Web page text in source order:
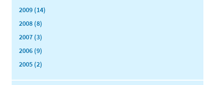
2009 (14)
2008 (8)
2007 (3)
2006 (9)
2005 (2)